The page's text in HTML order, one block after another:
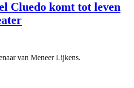
Cluedo komt tot leven
van Meneer Lijkens.